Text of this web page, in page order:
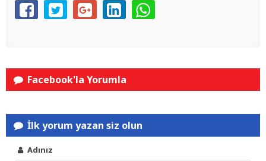
Facebook'la Yorumla
İlk yorum yazan siz olun
Adınız